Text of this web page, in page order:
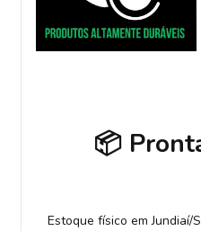
📦
Estoque físico em Jundiaí/